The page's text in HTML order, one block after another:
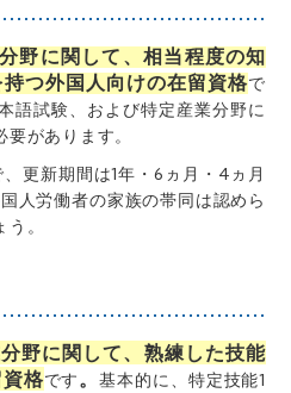
野に関して、相当程度の知
つ外国人向けの在留資格で
語試験、および特定産業分野に
があります。
更新期間は1年・6ヵ月・4ヵ月
人労働者の家族の帯同は認めら
。
野に関して、熟練した技能
格です。基本的に、特定技能1